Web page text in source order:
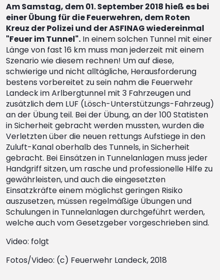
Am Samstag, dem 01. September 2018 hieß es bei
einer Übung für die Feuerwehren, dem Roten
Kreuz der Polizei und der ASFINAG wiedereinmal
"Feuer im Tunnel". In einem solchen Tunnel mit einer
Länge von fast 16 km muss man jederzeit mit einem
Szenario wie diesem rechnen! Um auf diese,
schwierige und nicht alltägliche, Herausforderung
bestens vorbereitet zu sein nahm die Feuerwehr
Landeck im Arlbergtunnel mit 3 Fahrzeugen und
zusätzlich dem LUF (Lösch-Unterstützungs-Fahrzeug)
an der Übung teil. Bei der Übung, an der 100 Statisten
in Sicherheit gebracht werden mussten, wurden die
Verletzten über die neuen rettungs Aufstiege in den
Zuluft-Kanal oberhalb des Tunnels, in Sicherheit
gebracht. Bei Einsätzen in Tunnelanlagen muss jeder
Handgriff sitzen, um rasche und professionelle Hilfe zu
gewährleisten, und auch die eingesetzten
Einsatzkräfte einem möglichst geringen Risiko
auszusetzen, müssen regelmäßige Übungen und
Schulungen in Tunnelanlagen durchgeführt werden,
welche auch vom Gesetzgeber vorgeschrieben sind.
Video: folgt
Fotos/Video: (c) Feuerwehr Landeck, 2018